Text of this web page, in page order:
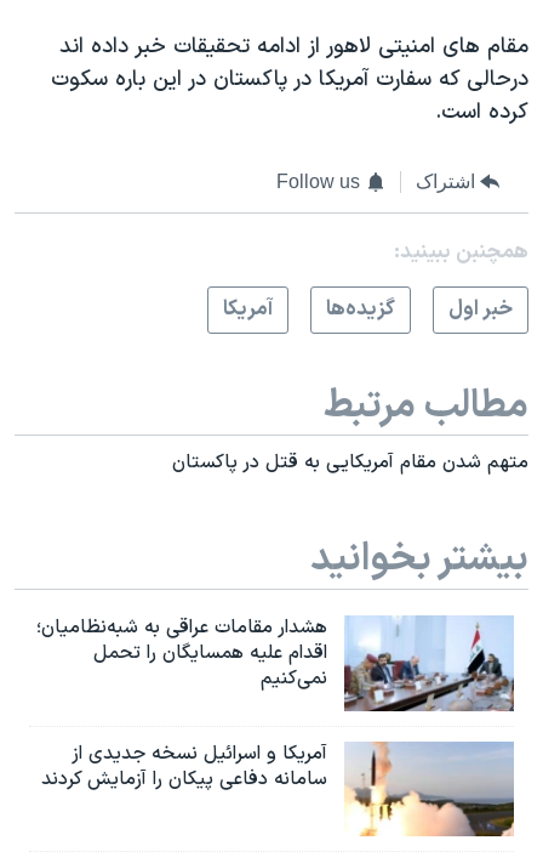
صفحه‌های ویژه
سفر پرزیدنت ترامپ به چین
مقام های امنیتی لاهور از ادامه تحقیقات خبر داده اند
درحالی که سفارت آمریکا در پاکستان در این باره سکوت
کرده است.
اشتراک Follow us
همچنبن ببینید:
خبر اول
گزيده‌ها آمريکا
مطالب مرتبط
متهم شدن مقام آمریکایی به قتل در پاکستان
بیشتر بخوانید
هشدار مقامات عراقی به شبه‌نظامیان؛
اقدام علیه همسایگان را تحمل
نمی‌کنیم
آمریکا و اسرائیل نسخه جدیدی از
سامانه دفاعی پیکان را آزمایش کردند